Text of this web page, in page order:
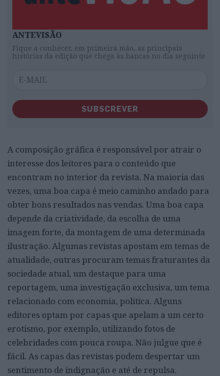
ANTEVISÃO
Fique a conhecer, em primeira mão, as principais
histórias da edição que chega às bancas no dia seguinte
SUBSCREVER
A composição gráfica é responsável por atrair o
interesse dos leitores para o conteúdo que
encontram no interior da revista. Na maioria das
vezes, uma boa capa é meio caminho andado para
obter bons resultados nas vendas. Uma boa capa
depende da criatividade, da escolha de uma
imagem forte, da montagem de uma determinada
ilustração. Algumas revistas apostam em temas de
atualidade, outras procuram temas fraturantes da
sociedade atual, um destaque para uma
reportagem, uma investigação exclusiva, um tema
relacionado com economia, politica. Alguns
editores optam por capas que apelam a um certo
erotismo, por exemplo, utilizando fotos de
celebridades com pouca roupa. Não julgue que é
fácil. As capas das revistas podem despertar um
sentimento de indignação e até de repulsa.